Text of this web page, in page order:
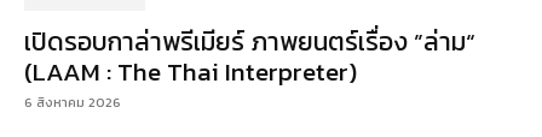
เปิดรอบกาล่าพรีเมียร์ ภาพยนตร์เรื่อง ”ล่าม“
(LAAM : The Thai Interpreter)
6 สิงหาคม 2026